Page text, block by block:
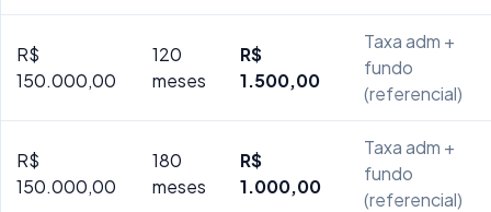
R$
150.000,00
120
meses
R$
1.500,00
Taxa adm +
fundo
(referencial)
R$
150.000,00
180
meses
R$
1.000,00
Taxa adm +
fundo
(referencial)